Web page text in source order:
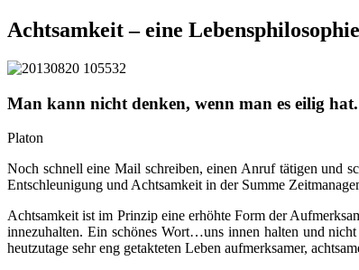
Achtsamkeit – eine Lebensphilosophie
Man kann nicht denken, wenn man es eilig hat.
Platon
Noch schnell eine Mail schreiben, einen Anruf tätigen und
Entschleunigung und Achtsamkeit in der Summe
Achtsamkeit ist im Prinzip eine erhöhte Form der
innezuhalten. Ein schönes Wort…uns innen halten und
heutzutage sehr eng getakteten Leben aufmerksamer,